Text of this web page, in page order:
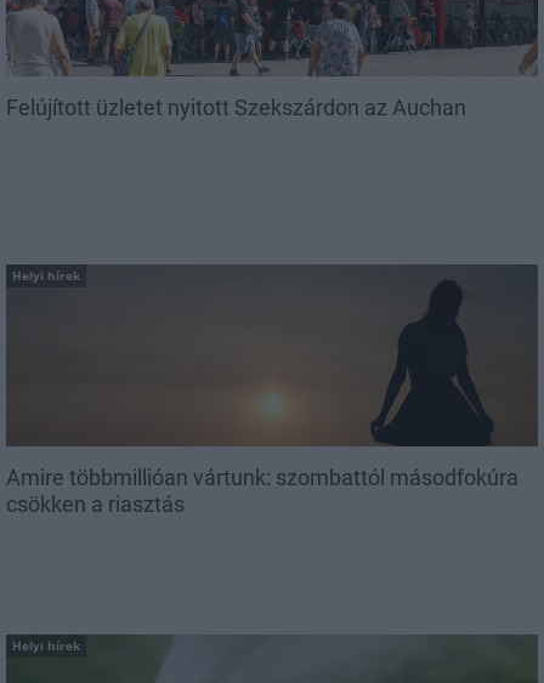
Felújított üzletet nyitott Szekszárdon az Auchan
Helyi hírek
Amire többmillióan vártunk: szombattól másodfokúra
csökken a riasztás
Helyi hírek